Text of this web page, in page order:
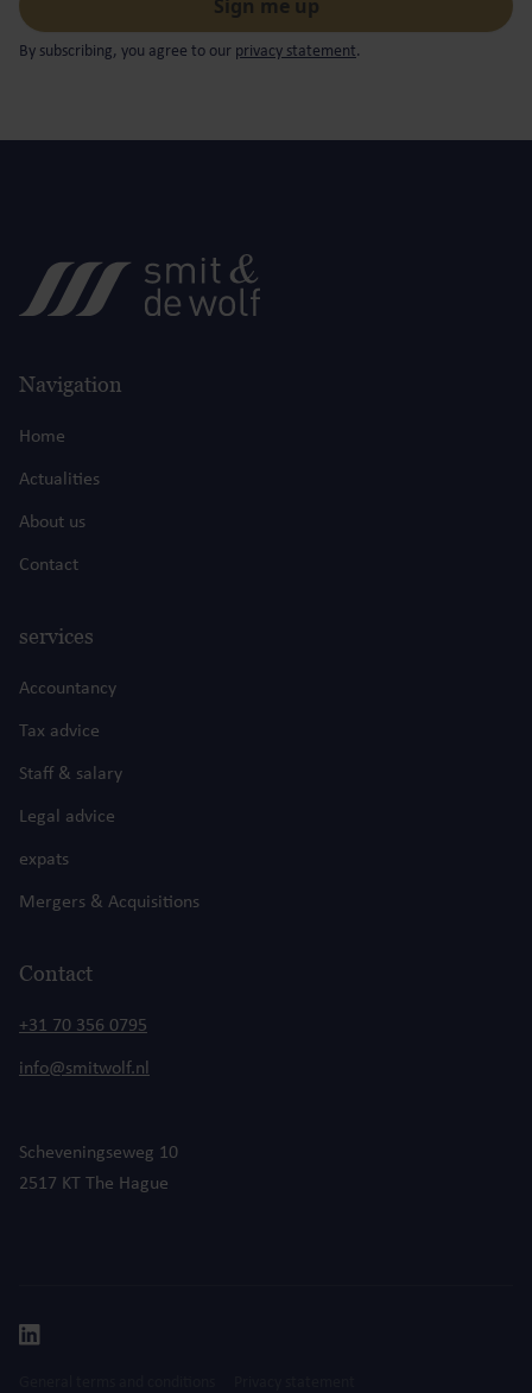
By subscribing, you agree to our privacy statement.
Navigation
Home
Actualities
About us
Contact
services
Accountancy
Tax advice
Staff & salary
Legal advice
expats
Mergers & Acquisitions
Contact
+31 70 356 0795
info@smitwolf.nl
Scheveningseweg 10
2517 KT The Hague